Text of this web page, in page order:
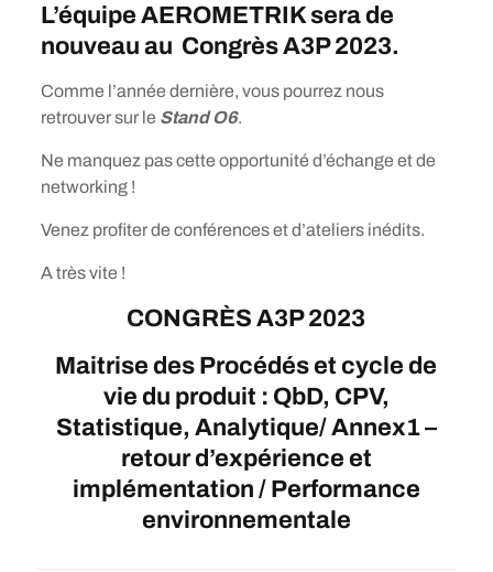
L’équipe AEROMETRIK sera de
nouveau au Congrès A3P 2023.
Comme l’année dernière, vous pourrez nous
retrouver sur le Stand O6.
Ne manquez pas cette opportunité d’échange et de
networking !
Venez profiter de conférences et d’ateliers inédits.
A très vite !
CONGRÈS A3P 2023
Maitrise des Procédés et cycle de
vie du produit : QbD, CPV,
Statistique, Analytique/ Annex1 –
retour d’expérience et
implémentation / Performance
environnementale